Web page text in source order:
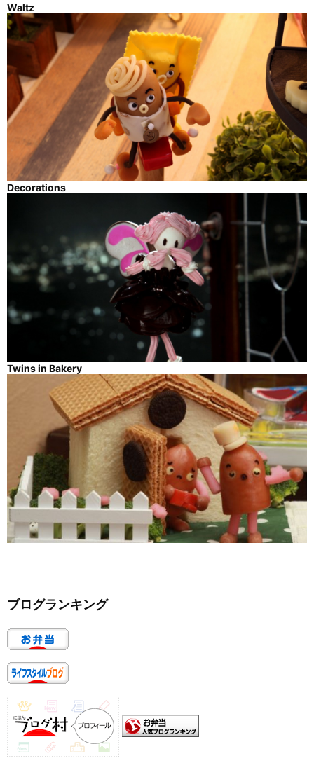
Waltz
Decorations
Twins in Bakery
ブログランキング